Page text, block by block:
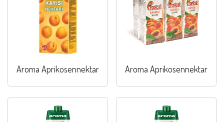
Aroma Aprikosennektar Aroma Aprikosennektar